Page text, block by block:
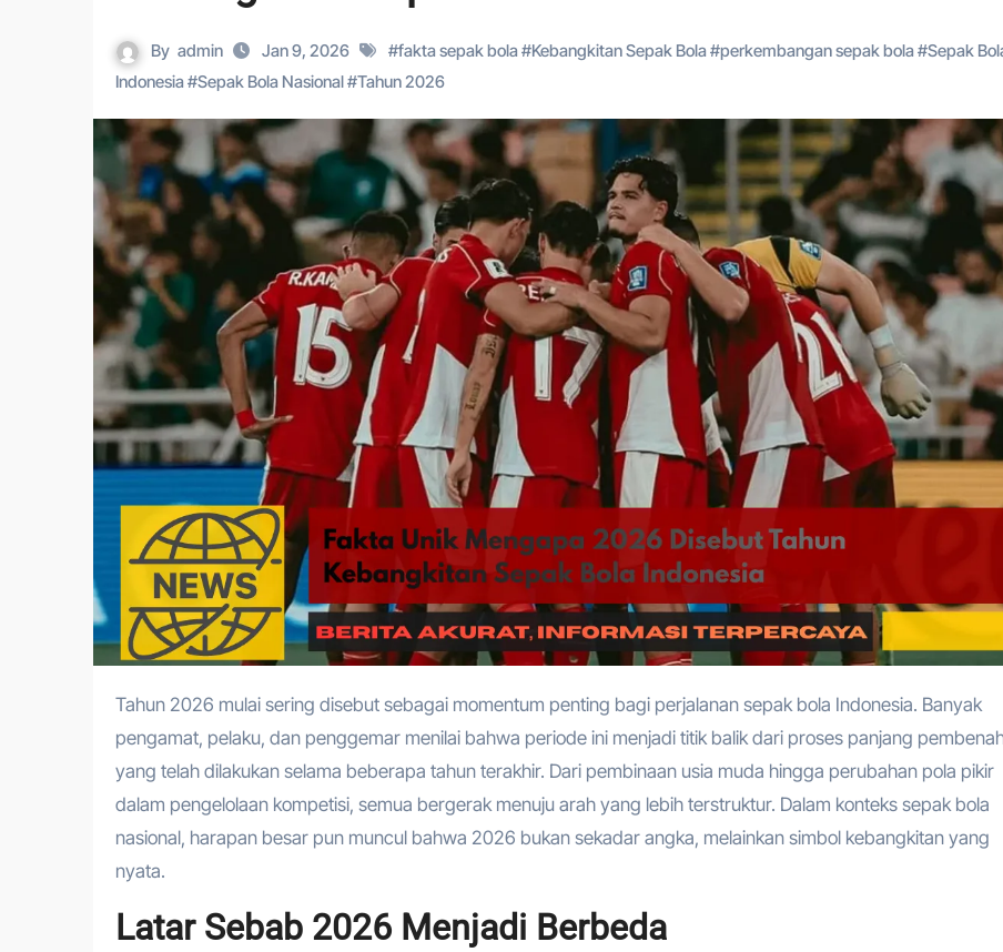
By admin Jan 9, 2026 #fakta sepak bola#Kebangkitan Sepak Bola#perkembangan sepak bola#Sepak
Indonesia#Sepak Bola Nasional#Tahun 2026
Tahun 2026 mulai sering disebut sebagai momentum penting bagi perjalanan sepak bola Indonesia. Banyak
pengamat, pelaku, dan penggemar menilai bahwa periode ini menjadi titik balik dari proses panjang
yang telah dilakukan selama beberapa tahun terakhir. Dari pembinaan usia muda hingga perubahan pola pikir
dalam pengelolaan kompetisi, semua bergerak menuju arah yang lebih terstruktur. Dalam konteks sepak bola
nasional, harapan besar pun muncul bahwa 2026 bukan sekadar angka, melainkan simbol kebangkitan yang
nyata.
Latar Sebab 2026 Menjadi Berbeda